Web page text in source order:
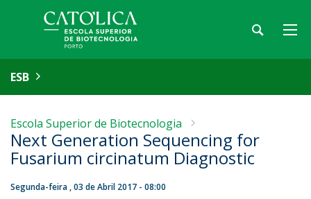
ESB
Escola Superior de Biotecnologia
Next Generation Sequencing for
Fusarium circinatum Diagnostic
Segunda-feira , 03 de Abril 2017 - 08:00